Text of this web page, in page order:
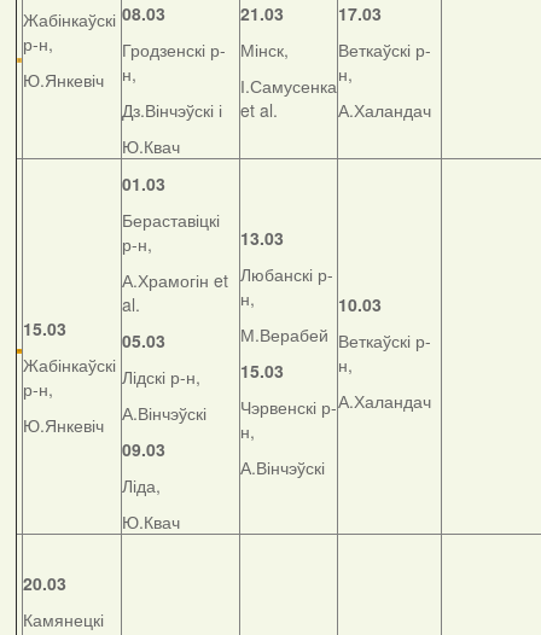
Жабінкаўскі
р-н,
Ю.Янкевіч
08.03
Гродзенскі р-
н,
Дз.Вінчэўскі і
Ю.Квач
21.03
Мінск,
І.Самусенка
et al.
17.03
Веткаўскі р-
н,
А.Халандач
15.03
Жабінкаўскі
р-н,
Ю.Янкевіч
01.03
Бераставіцкі
р-н,
А.Храмогін et
al.
05.03
Лідскі р-н,
А.Вінчэўскі
09.03
Ліда,
Ю.Квач
13.03
Любанскі р-
н,
М.Верабей
15.03
Чэрвенскі р-
н,
А.Вінчэўскі
10.03
Веткаўскі р-
н,
А.Халандач
20.03
Камянецкі